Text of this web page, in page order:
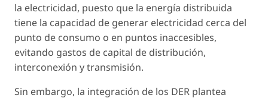
la electricidad, puesto que la energía distribuida
tiene la capacidad de generar electricidad cerca del
punto de consumo o en puntos inaccesibles,
evitando gastos de capital de distribución,
interconexión y transmisión.
Sin embargo, la integración de los DER plantea